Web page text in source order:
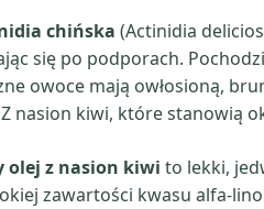
chińska (Actinidia
się po podporach.
owoce mają owłosioną,
nasion kiwi, które stanowią
olej z nasion kiwi to lekki,
zawartości kwasu alfa-